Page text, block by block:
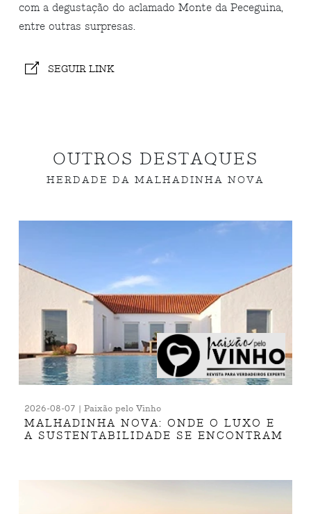
com a degustação do aclamado Monte da Peceguina,
entre outras surpresas.
SEGUIR LINK
OUTROS DESTAQUES
HERDADE DA MALHADINHA NOVA
2026-08-07 | Paixão pelo Vinho
MALHADINHA NOVA: ONDE O LUXO E
A SUSTENTABILIDADE SE ENCONTRAM